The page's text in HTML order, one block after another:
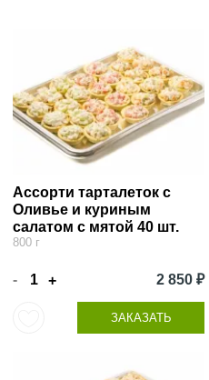
Ассорти тарталеток с
Оливье и куриным
салатом с мятой 40 шт.
800 г
- + 2 850 ₽
ЗАКАЗАТЬ